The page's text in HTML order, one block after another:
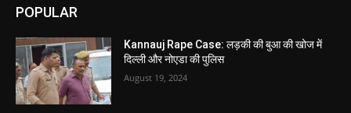
POPULAR
Kannauj Rape Case: लड़की की बुआ की खोज में
दिल्ली और नोएडा की पुलिस
August 19, 2024